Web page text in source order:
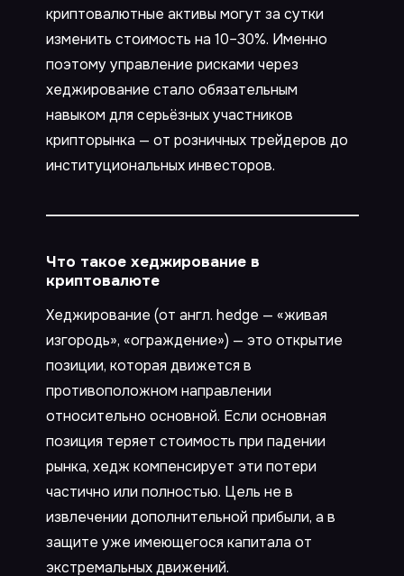
криптовалютные активы могут за сутки
изменить стоимость на 10–30%. Именно
поэтому управление рисками через
хеджирование стало обязательным
навыком для серьёзных участников
крипторынка — от розничных трейдеров до
институциональных инвесторов.
Что такое хеджирование в
криптовалюте
Хеджирование (от англ. hedge — «живая
изгородь», «ограждение») — это открытие
позиции, которая движется в
противоположном направлении
относительно основной. Если основная
позиция теряет стоимость при падении
рынка, хедж компенсирует эти потери
частично или полностью. Цель не в
извлечении дополнительной прибыли, а в
защите уже имеющегося капитала от
экстремальных движений.